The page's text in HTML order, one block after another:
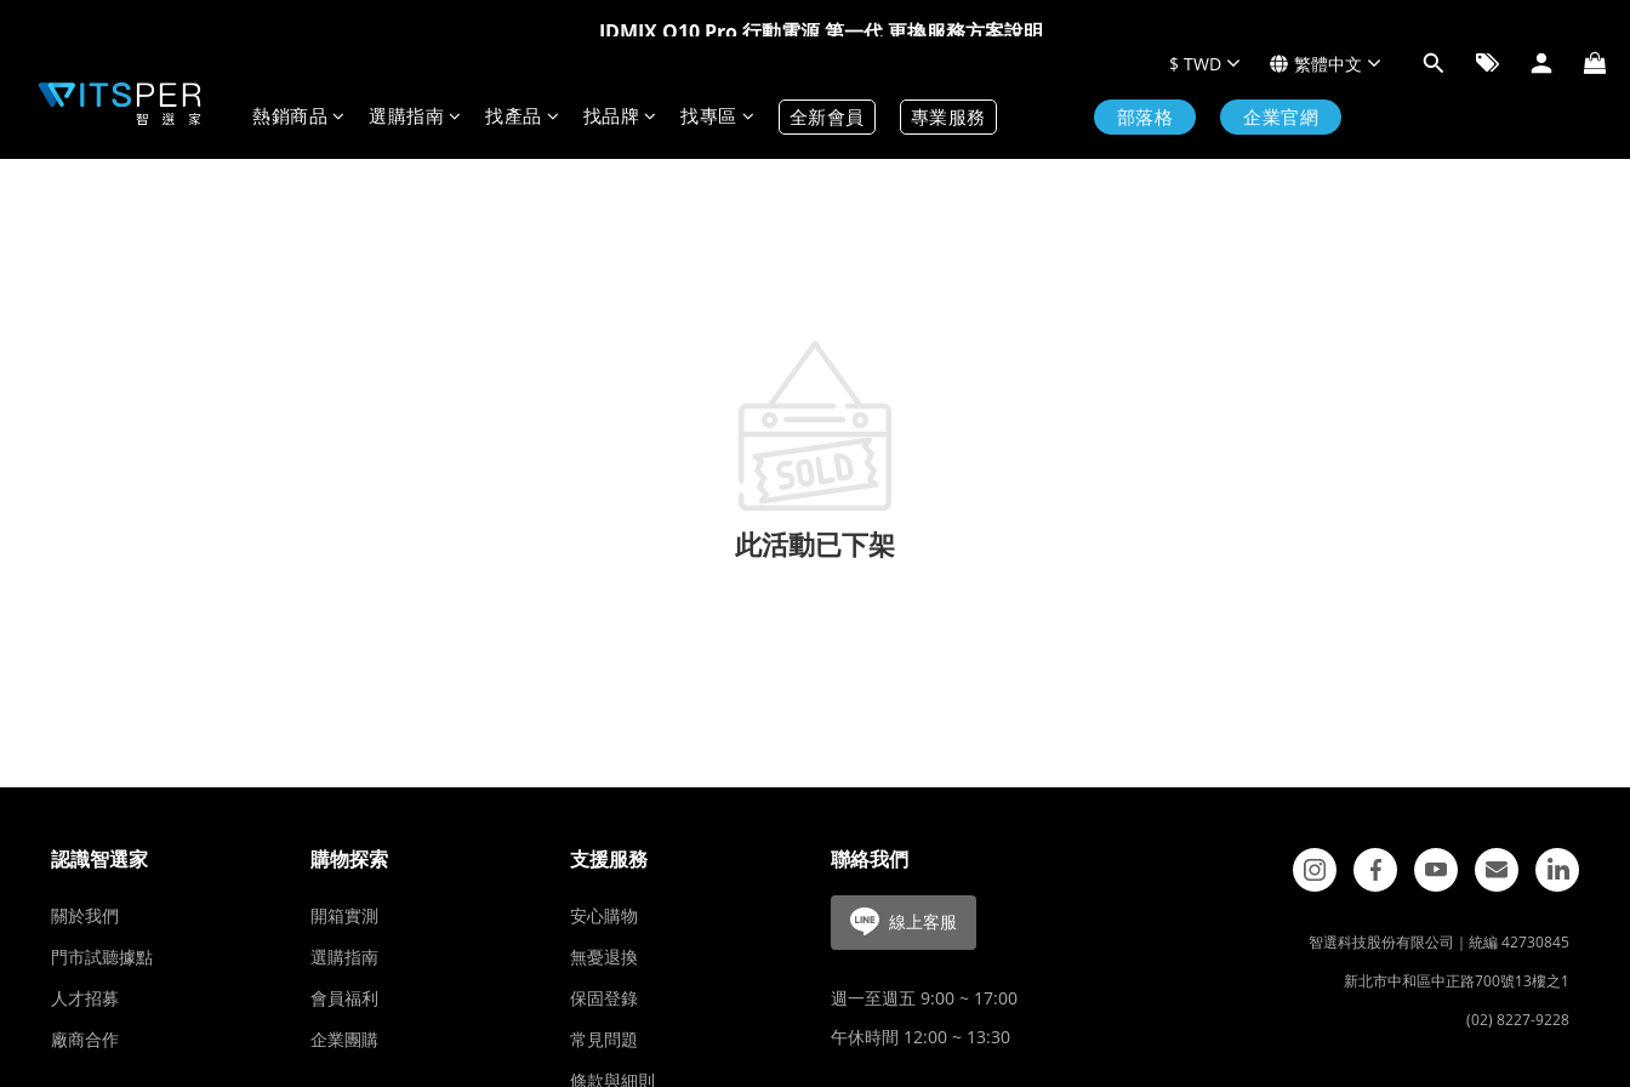
IDMIX Q10 Pro 行動電源 第一代 更換服務方案說明
熱銷商品 選購指南 找產品 找品牌 找專區 全新會員 專業服務 部落格 企業官網
$ TWD 繁體中文
IDMIX Q10 Pro 行動電源 第一代 更換服務方案說明
此活動已下架
認識智選家
關於我們
門市試聽據點
人才招募
廠商合作
購物探索
開箱實測
選購指南
會員福利
企業團購
支援服務
安心購物
無憂退換
保固登錄
常見問題
條款與細則
聯絡我們
線上客服
週一至週五 9:00 ~ 17:00
午休時間 12:00 ~ 13:30
智選科技股份有限公司｜統編 42730845
新北市中和區中正路700號13樓之1
(02) 8227-9228